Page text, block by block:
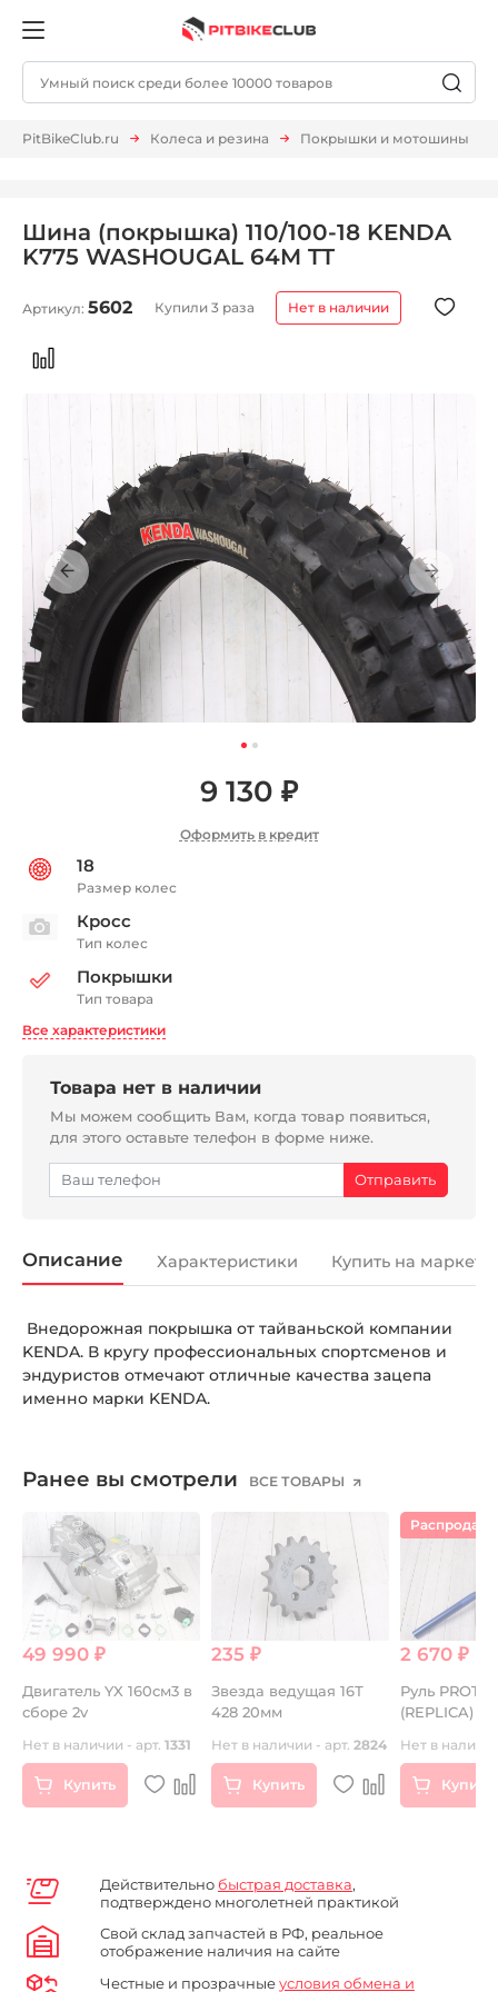
PitBikeClub.ru Колеса и резина Покрышки и мотошины
Шина (покрышка) 110/100-18 KENDA
K775 WASHOUGAL 64M TT
Артикул: 5602 Купили 3 раза Нет в наличии
9 130 ₽
Оформить в кредит
18
Размер колес
Кросс
Тип колес
Покрышки
Тип товара
Все характеристики
Товара нет в наличии
Мы можем сообщить Вам, когда товар появиться,
для этого оставьте телефон в форме ниже.
Описание Характеристики Купить на
Внедорожная покрышка от тайваньской компании
KENDA. В кругу профессиональных спортсменов и
эндуристов отмечают отличные качества зацепа
именно марки KENDA.
Ранее вы смотрели ВСЕ ТОВАРЫ
49 990 ₽
Двигатель YX 160см3 в
сборе 2v
Нет в наличии - арт. 1331
Купить
235 ₽
Звезда ведущая 16Т
428 20мм
Нет в наличии - арт. 2824
Купить
Распродажа
2 670 ₽
Руль
(REPLICA)
средний
Нет в
Купить
Действительно быстрая доставка,
подтверждено многолетней практикой
Свой склад запчастей в РФ, реальное
отображение наличия на сайте
Честные и прозрачныеусловия обмена и